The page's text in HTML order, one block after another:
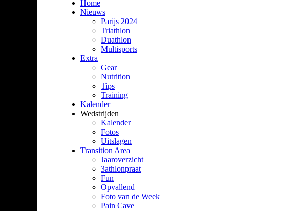
Home
Nieuws
Parijs 2024
Triathlon
Duathlon
Multisports
Extra
Gear
Nutrition
Tips
Training
Kalender
Wedstrijden
Kalender
Fotos
Uitslagen
Transition Area
Jaaroverzicht
3athlonpraat
Fun
Opvallend
Foto van de Week
Pain Cave